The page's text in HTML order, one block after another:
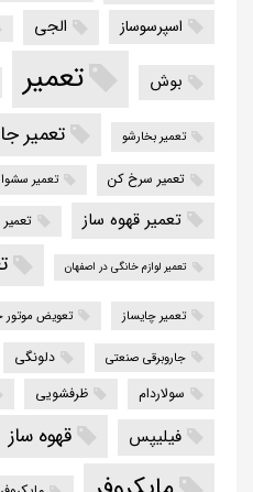
اسپرسوساز الجی
بوش تعمیر
تعمیر بخارشو تعمیر
تعمیر سرخ کن تعمیر
تعمیر قهوه ساز
تعمیر لوازم خانگی در اصفهان
تعمیر چایساز تعویض موتور
جاروبرقی صنعتی دلونگی
سولاردام
ظرفشویی
فیلیپس قهوه ساز